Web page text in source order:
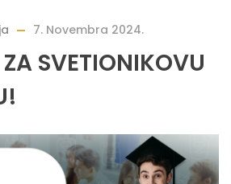
7. Novembra 2024.
SVETIONIKOVU